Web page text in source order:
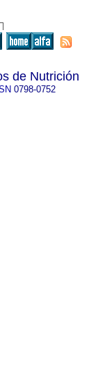
de Nutrición
0798-0752